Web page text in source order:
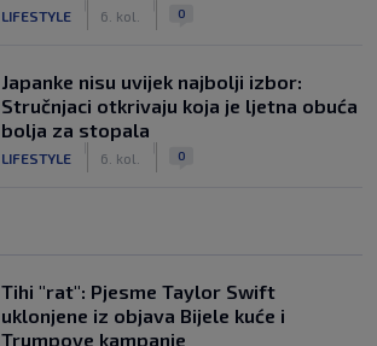
LIFESTYLE 6. kol. 0
Japanke nisu uvijek najbolji izbor:
Stručnjaci otkrivaju koja je ljetna obuća
bolja za stopala
LIFESTYLE 6. kol. 0
Tihi "rat": Pjesme Taylor Swift
uklonjene iz objava Bijele kuće i
Trumpove kampanje